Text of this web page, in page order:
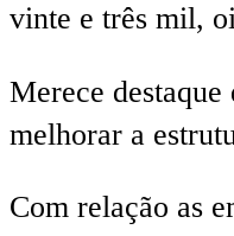
vinte e três mil,
Merece
melhorar a
Com relação as